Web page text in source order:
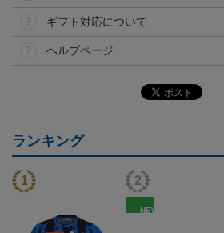
ギフト対応について
ヘルプページ
ランキング
NEW